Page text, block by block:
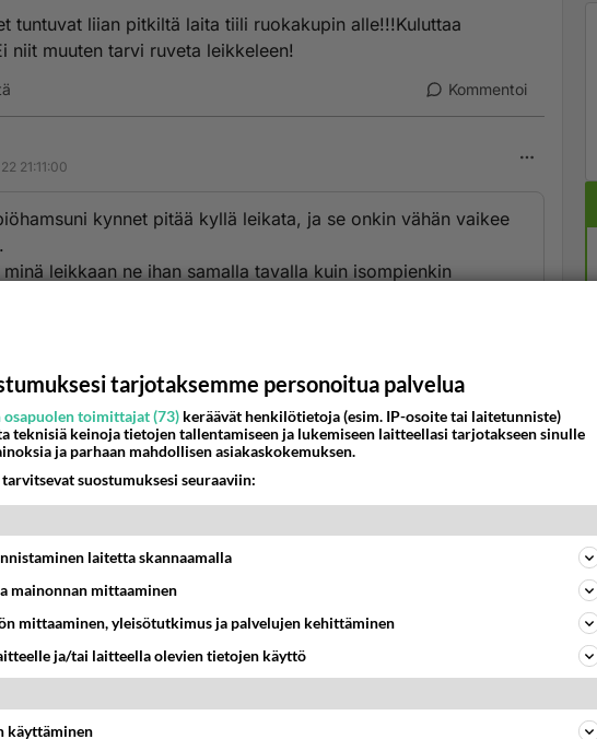
tuntuvat liian pitkiltä laita tiili ruokakupin alle!!!Kuluttaa
niit muuten tarvi ruveta leikkeleen!
Kommentoi
21:11:00
kynnet pitää kyllä leikata, ja se onkin vähän vaikee
leikkaan ne ihan samalla tavalla kuin isompienkin
18:43:00
JUMALA MEE LEIKKAAMAAN HAMSTERIN
VAAN KASVAA JA KASVAA JA HAMSUN ON SIT
JA SE VOI RAAPII NE IHAN VERILLE, SIIS ITTENSÄ!JOS OOT
NI VIE SE AINAKIN NÄYTILLE ELÄINLÄÄKÄRIIN!!!!!!OON
tarjotaksemme personoitua palvelua
osapuolen toimittajat (73) keräävät henkilötietoja (esim. IP-osoite tai laitetunniste)
teknisiä keinoja tietojen tallentamiseen ja lukemiseen laitteellasi tarjotakseen sinulle
ja parhaan mahdollisen asiakaskokemuksen.
suostumuksesi seuraaviin:
laitetta skannaamalla
mainonnan mittaaminen
mittaaminen, yleisötutkimus ja palvelujen kehittäminen
ja/tai laitteella olevien tietojen käyttö
käyttäminen